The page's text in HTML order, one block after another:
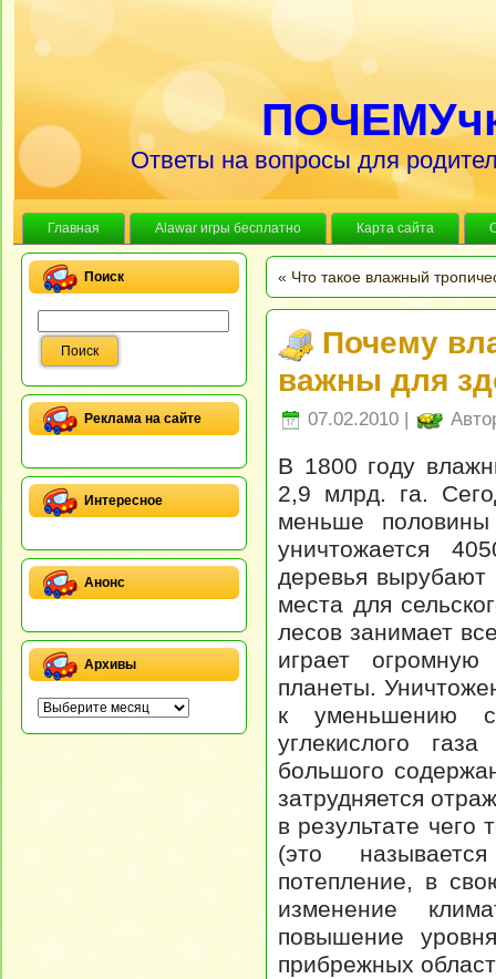
Ответы на вопросы для
Главная Alawar игры бесплатно Карта сайта
Поиск
Реклама на сайте
Интересное
Анонс
Архивы
« Что такое влажный
Почему
важны для
07.02.2010 |
В 1800 году
2,9 млрд. га.
меньше
уничтожается
деревья вырубают
места для
лесов занимает
играет
планеты.
к уменьшению
углекислого
большого
затрудняется
в результате
(это
потепление, в
изменение
повышение
прибрежных